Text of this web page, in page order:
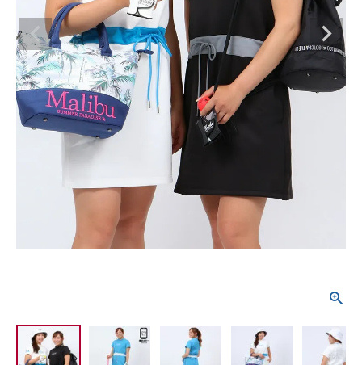
カテゴリー
スタイリング
ニュース・特集
ランキング
詳しい条件から探す